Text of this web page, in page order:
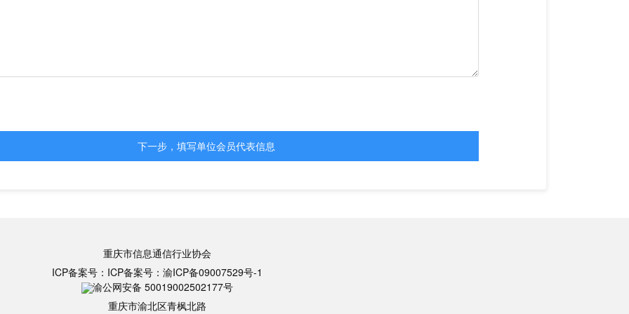
下一步，填写单位会员代表信息
重庆市信息通信行业协会
ICP备案号： ICP备案号： 渝ICP备09007529号-1
渝公网安备 50019002502177号
重庆市渝北区青枫北路